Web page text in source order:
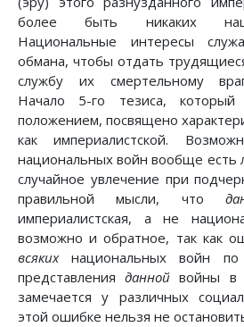
более быть никаких
Национальные интересы
обмана, чтобы отдать
службу их смертельному
Начало 5-го тезиса, который
положением, посвящено
как империалистской.
национальных войн вообще есть
случайное увлечение при
правильной мысли, что
империалистская, а не
возможно и обратное, так как
всякихнациональных войн по
представленияданной войны в
замечается у различных
этой ошибке нельзя не